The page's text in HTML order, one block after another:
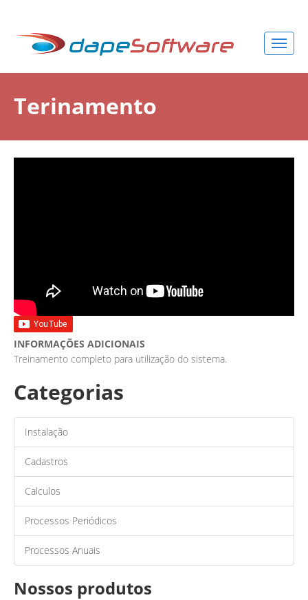
Terinamento
INFORMAÇÕES ADICIONAIS
Treinamento completo para utilização do sistema.
Categorias
Instalação
Cadastros
Calculos
Processos Periódicos
Processos Anuais
Nossos produtos